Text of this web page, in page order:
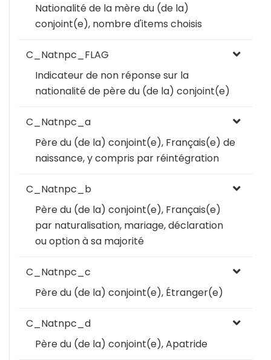
Nationalité de la mère du (de la)
conjoint(e), nombre d'items choisis
C_Natnpc_FLAG
Indicateur de non réponse sur la
nationalité de père du (de la) conjoint(e)
C_Natnpc_a
Père du (de la) conjoint(e), Français(e) de
naissance, y compris par réintégration
C_Natnpc_b
Père du (de la) conjoint(e), Français(e)
par naturalisation, mariage, déclaration
ou option à sa majorité
C_Natnpc_c
Père du (de la) conjoint(e), Étranger(e)
C_Natnpc_d
Père du (de la) conjoint(e), Apatride